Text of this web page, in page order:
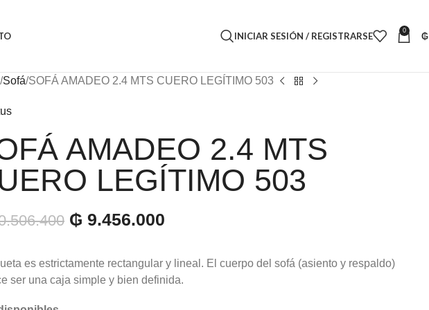
INICIAR SESIÓN / REGISTRARSE 0 ₲
Sofá SOFÁ AMADEO 2.4 MTS CUERO LEGÍTIMO 503
AMADEO 2.4 MTS
LEGÍTIMO 503
₲ 9.456.000
es estrictamente rectangular y lineal. El cuerpo del sofá (asiento y respaldo)
ser una caja simple y bien definida.